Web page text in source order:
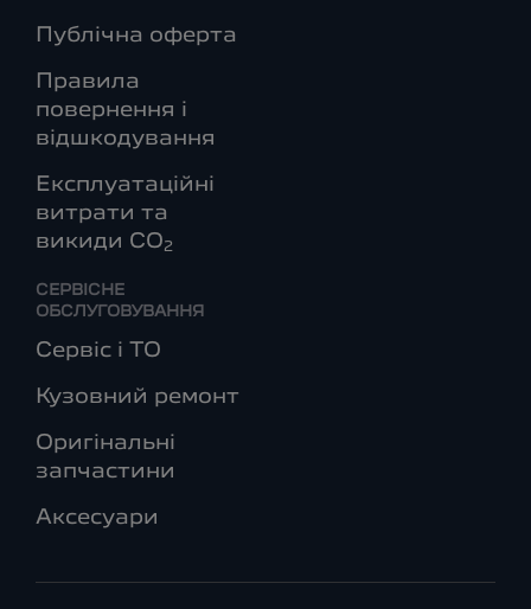
Публічна оферта
Правила
повернення і
відшкодування
Експлуатаційні
витрати та
викиди СО2
СЕРВІСНЕ
ОБСЛУГОВУВАННЯ
Сервіс і ТО
Кузовний ремонт
Оригінальні
запчастини
Аксесуари